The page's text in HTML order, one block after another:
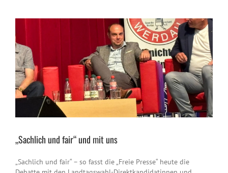
„Sachlich und fair“ und mit uns
„Sachlich und fair“ – so fasst die „Freie Presse“ heute die